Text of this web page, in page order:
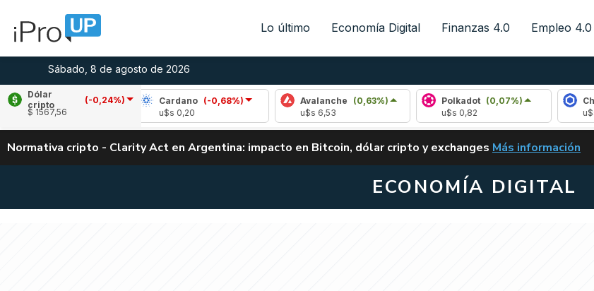
Lo último Economía Digital Finanzas 4.0 Empleo 4.0
Sábado, 8 de agosto de 2026
Dólar
cripto
(-0,24%)
$ 1567,56
(0,49%)
Cardano
(-0,68%)
Avalanche (0,63%)
Polkadot
(0,07%)
Chainlink
Normativa cripto - Clarity Act en Argentina: impacto en Bitcoin, dólar cripto y exchanges CLARITY ACT EN
Más información
ECONOMÍA DIGITAL